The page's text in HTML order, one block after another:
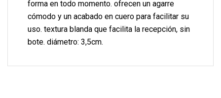
forma en todo momento. ofrecen un agarre
cómodo y un acabado en cuero para facilitar su
uso. textura blanda que facilita la recepción, sin
bote. diámetro: 3,5cm.